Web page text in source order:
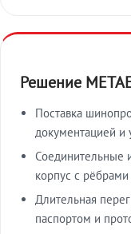
Решение
Поставка
документацией и
Соединительные
корпус с
Длительная
паспортом и